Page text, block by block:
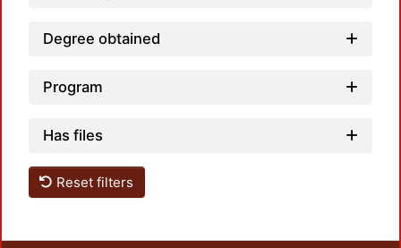
Degree obtained
Program
Has files
Reset filters